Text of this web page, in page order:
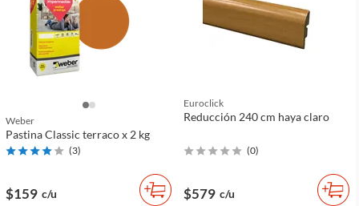
Weber
Pastina Classic terraco x 2 kg
(3)
$159 c/u
Euroclick
Reducción 240 cm haya claro
(0)
$579 c/u